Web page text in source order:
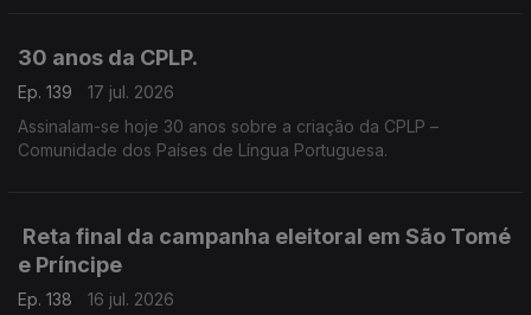
30 anos da CPLP.
Ep. 139
17 jul. 2026
Assinalam-se hoje 30 anos sobre a criação da CPLP –
Comunidade dos Países de Língua Portuguesa.
Reta final da campanha eleitoral em São Tomé
e Príncipe
Ep. 138
16 jul. 2026